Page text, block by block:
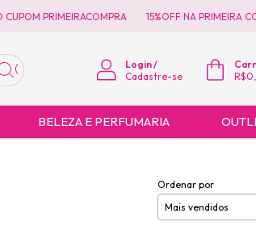
PRIMEIRACOMPRA 15%OFF NA PRIMEIRA
Login /
Cadastre-se
BELEZA E PERFUMARIA
Ordenar por